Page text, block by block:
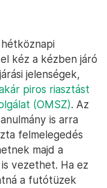
kéz a kézben járó
jelenségek,
piros riasztást
(OMSZ). Az
is arra
felmelegedés
majd a
vezethet. Ha ez
a futótüzek